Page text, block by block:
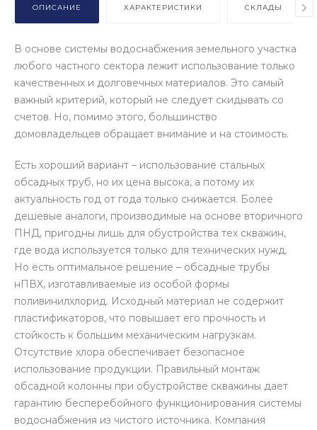
ОПИСАНИЕ ХАРАКТЕРИСТИКИ СКЛАДЫ
В основе системы водоснабжения земельного участка
любого частного сектора лежит использование только
качественных и долговечных материалов. Это самый
важный критерий, который не следует скидывать со
счетов. Но, помимо этого, большинство
домовладельцев обращает внимание и на стоимость.
Есть хороший вариант – использование стальных
обсадных труб, но их цена высока, а потому их
актуальность год от года только снижается. Более
дешевые аналоги, производимые на основе вторичного
ПНД, пригодны лишь для обустройства тех скважин,
где вода используется только для технических нужд.
Но есть оптимальное решение – обсадные трубы
нПВХ, изготавливаемые из особой формы
поливинилхлорид. Исходный материал не содержит
пластификаторов, что повышает его прочность и
стойкость к большим механическим нагрузкам.
Отсутствие хлора обеспечивает безопасное
использование продукции. Правильный монтаж
обсадной колонны при обустройстве скважины дает
гарантию бесперебойного функционирования системы
водоснабжения из чистого источника. Компания